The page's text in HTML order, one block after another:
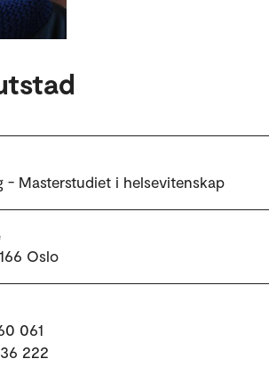
- Masterstudiet i helsevitenskap
Oslo
061
222